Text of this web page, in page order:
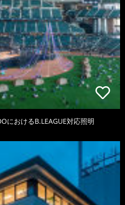
におけるB.LEAGUE対応照明